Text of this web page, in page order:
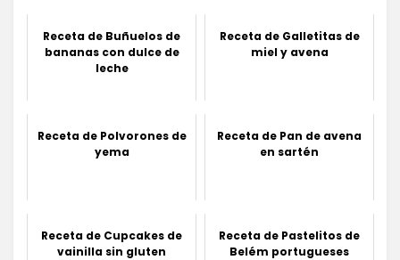
Receta de Buñuelos de
bananas con dulce de
leche
Receta de Galletitas de
miel y avena
Receta de Polvorones de
yema
Receta de Pan de avena
en sartén
Receta de Cupcakes de
vainilla sin gluten
Receta de Pastelitos de
Belém portugueses